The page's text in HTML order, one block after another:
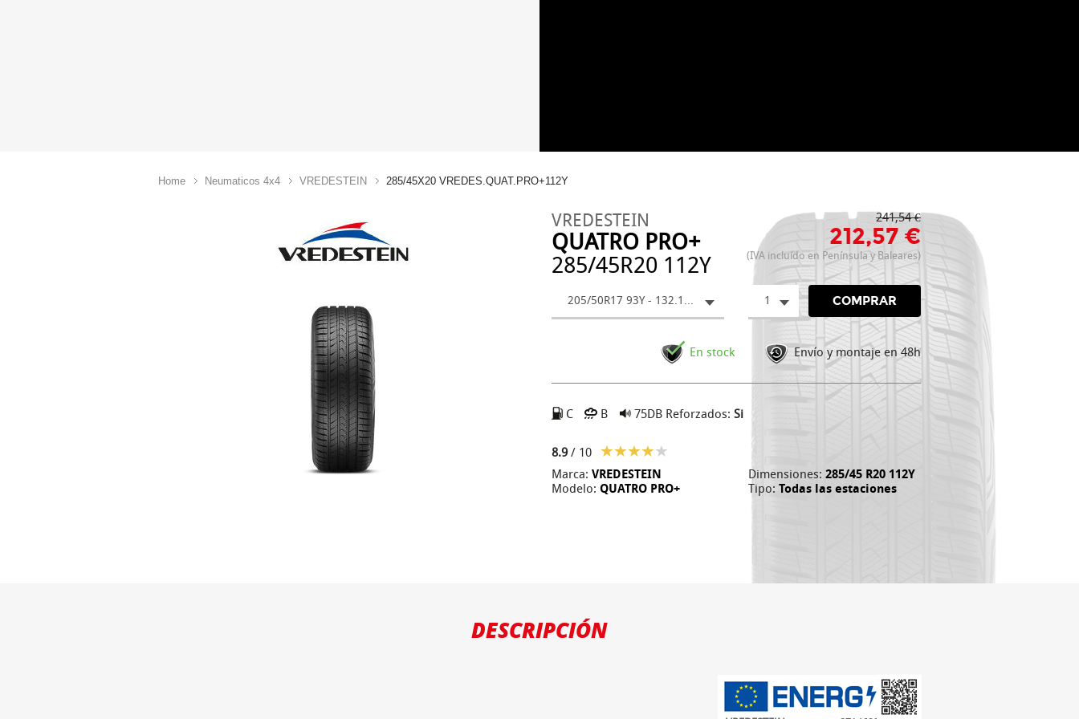
Home Neumaticos 4x4 VREDESTEIN 285/45X20 VREDES.QUAT.PRO+112Y
VREDESTEIN
QUATRO PRO+
285/45R20 112Y
241,54 €
212,57 €
(IVA incluído en Península y Baleares)
205/50R17 93Y - 132.19 € 1 COMPRAR
En stock Envío y montaje en 48h
C B 75DB Reforzados: Si
8.9/ 10
Marca: VREDESTEIN
Modelo: QUATRO PRO+
Dimensiones: 285/45 R20 112Y
Tipo: Todas las estaciones
DESCRIPCIÓN